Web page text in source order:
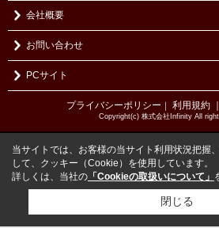
会社概要
お問い合わせ
PCサイト
プライバシーポリシー ｜ 利用規約
Copyright(c) 株式会社Infinity All
当サイトでは、お客様の当サイト利用状況把握
して、クッキー（Cookie）を使用しています。
詳しくは、当社の 「Cookieの取扱いについて」
閉じる